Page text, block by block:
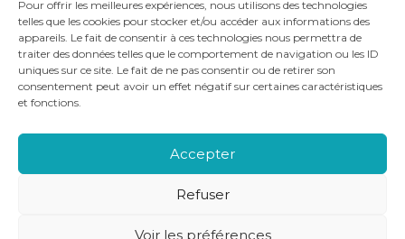
Pour offrir les meilleures expériences, nous utilisons des technologies
telles que les cookies pour stocker et/ou accéder aux informations des
appareils. Le fait de consentir à ces technologies nous permettra de
traiter des données telles que le comportement de navigation ou les ID
uniques sur ce site. Le fait de ne pas consentir ou de retirer son
consentement peut avoir un effet négatif sur certaines caractéristiques
et fonctions.
Accepter
Refuser
Voir les préférences
Principale
NOS OUTILS DIGITAUX
NOUS REJOINDRE
NOUS CONTACTER
MENTIONS LÉGALES